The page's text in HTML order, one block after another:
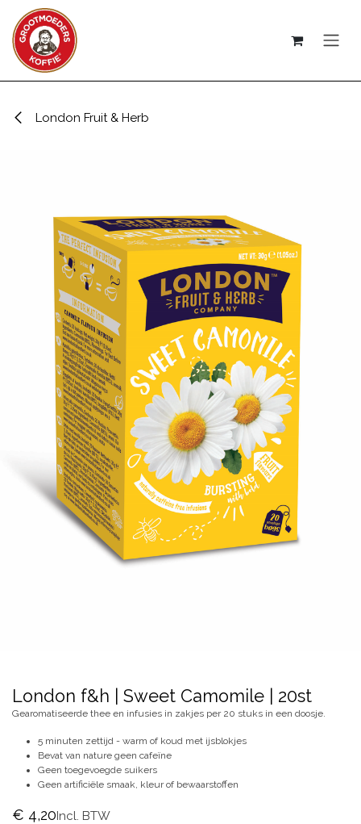
Overslaan naar inhoud
London Fruit & Herb
London f&h | Sweet Camomile | 20st
Gearomatiseerde thee en infusies in zakjes per 20 stuks in een doosje.
5 minuten zettijd - warm of koud met ijsblokjes
Bevat van nature geen cafeïne
Geen toegevoegde suikers
Geen artificiële smaak, kleur of bewaarstoffen
€ 4,20Incl. BTW